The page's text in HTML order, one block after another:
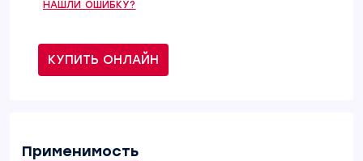
НАШЛИ ОШИБКУ?
КУПИТЬ ОНЛАЙН
Применимость